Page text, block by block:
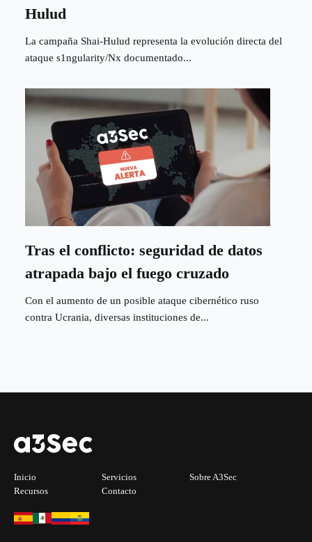
Hulud
La campaña Shai-Hulud representa la evolución directa del
ataque s1ngularity/Nx documentado...
Tras el conflicto: seguridad de datos
atrapada bajo el fuego cruzado
Con el aumento de un posible ataque cibernético ruso
contra Ucrania, diversas instituciones de...
Inicio Servicios
Sobre A3Sec
Recursos
Contacto